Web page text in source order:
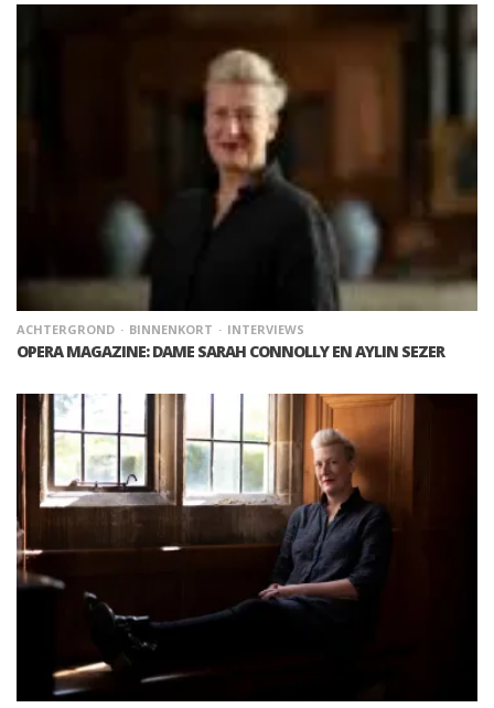
ACHTERGROND BINNENKORT INTERVIEWS
OPERA MAGAZINE: DAME SARAH CONNOLLY EN AYLIN SEZER